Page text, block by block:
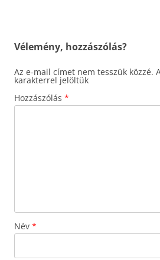
Vélemény, hozzászólás?
Az e-mail címet nem tesszük közzé.
karakterrel jelöltük
Hozzászólás *
Név *